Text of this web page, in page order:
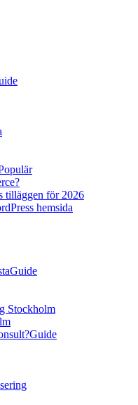
tilläggen för 2026
hemsida
Guide
Stockholm
Guide